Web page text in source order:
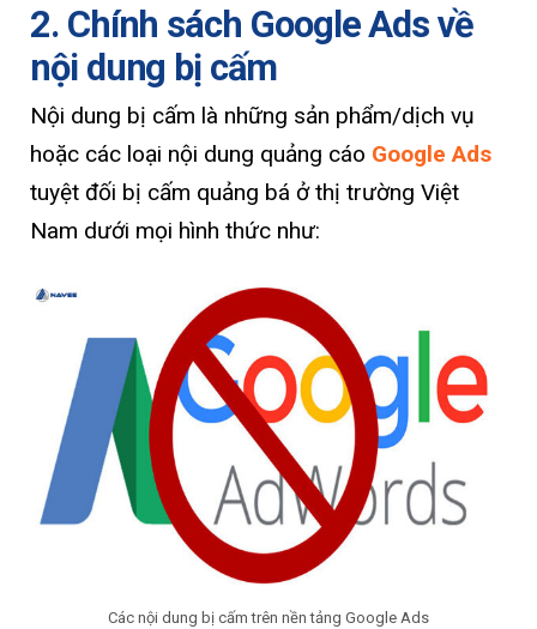
2. Chính sách Google Ads về
nội dung bị cấm
Nội dung bị cấm là những sản phẩm/dịch vụ
hoặc các loại nội dung quảng cáo Google Ads
tuyệt đối bị cấm quảng bá ở thị trường Việt
Nam dưới mọi hình thức như:
Các nội dung bị cấm trên nền tảng Google Ads